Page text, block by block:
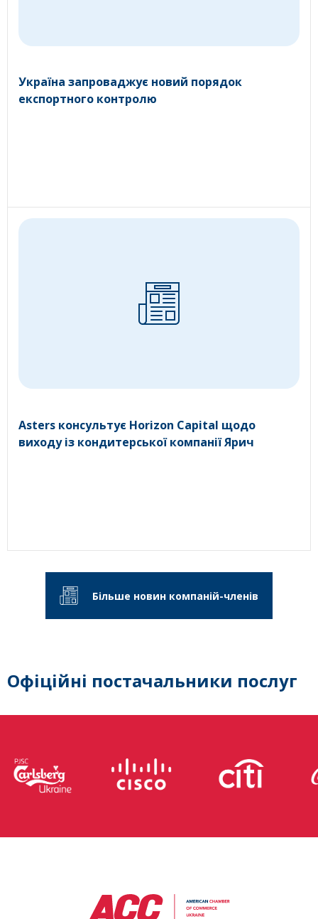
Україна запроваджує новий порядок
експортного контролю
Asters консультує Horizon Capital щодо
виходу із кондитерської компанії Ярич
Більше новин компаній-членів
Офіційні постачальники послуг